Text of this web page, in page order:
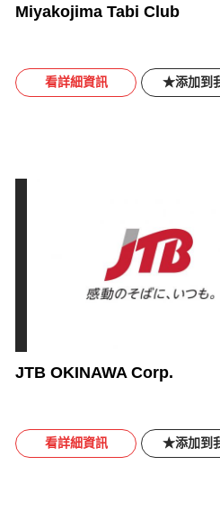
Miyakojima Tabi Club
看詳細資訊 添加到
JTB OKINAWA Corp.
看詳細資訊 添加到